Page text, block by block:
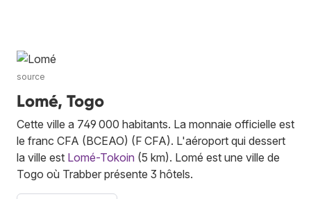
source
Lomé, Togo
Cette ville a 749 000 habitants. La monnaie officielle est
le franc CFA (BCEAO) (F CFA). L'aéroport qui dessert
la ville est Lomé-Tokoin (5 km). Lomé est une ville de
Togo où Trabber présente 3 hôtels.